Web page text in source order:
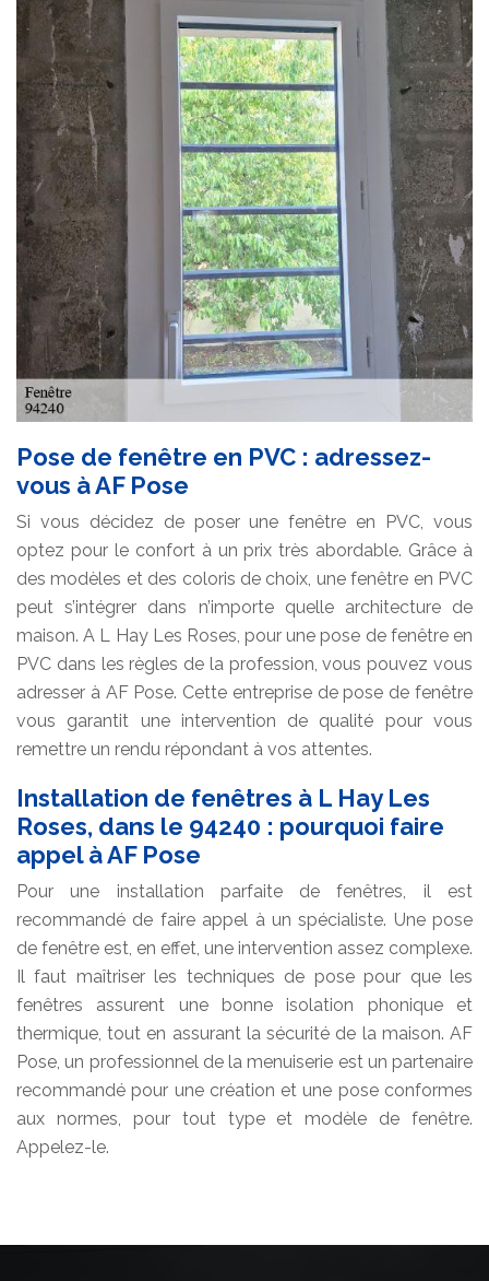
Pose de fenêtre en PVC : adressez-
vous à AF Pose
Si vous décidez de poser une fenêtre en PVC, vous
optez pour le confort à un prix très abordable. Grâce à
des modèles et des coloris de choix, une fenêtre en PVC
peut s’intégrer dans n’importe quelle architecture de
maison. A L Hay Les Roses, pour une pose de fenêtre en
PVC dans les règles de la profession, vous pouvez vous
adresser à AF Pose. Cette entreprise de pose de fenêtre
vous garantit une intervention de qualité pour vous
remettre un rendu répondant à vos attentes.
Installation de fenêtres à L Hay Les
Roses, dans le 94240 : pourquoi faire
appel à AF Pose
Pour une installation parfaite de fenêtres, il est
recommandé de faire appel à un spécialiste. Une pose
de fenêtre est, en effet, une intervention assez complexe.
Il faut maîtriser les techniques de pose pour que les
fenêtres assurent une bonne isolation phonique et
thermique, tout en assurant la sécurité de la maison. AF
Pose, un professionnel de la menuiserie est un partenaire
recommandé pour une création et une pose conformes
aux normes, pour tout type et modèle de fenêtre.
Appelez-le.